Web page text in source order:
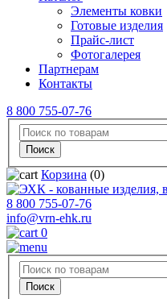
Элементы ковки
Готовые изделия
Прайс-лист
Фотогалерея
Партнерам
Контакты
8 800 755-07-76
Корзина (0)
8 800 755-07-76
info@vrn-ehk.ru
0